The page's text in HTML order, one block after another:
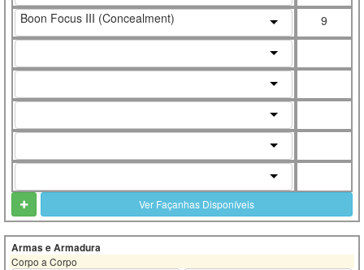
Boon Focus III (Concealment)
9
Ver Façanhas Disponíveis
Armas e Armadura
Corpo a Corpo